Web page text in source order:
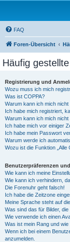
FAQ
Foren-Übersicht
Häufig
Registrierung und
Wozu muss ich mich
Was ist COPPA?
Warum kann ich mich
Ich habe mich registriert,
Warum kann ich mich nicht
Ich habe mich vor einiger
Ich habe mein Passwort
Warum werde ich
Wozu ist die Funktion „Alle
Benutzerpräferenzen
Wie kann ich meine
Wie kann ich verhindern,
Die Forenuhr geht falsch!
Ich habe die Zeitzone
Meine Sprache steht auf
Was sind das für Bilder,
Wie verwende ich einen
Was ist mein Rang und
Wenn ich bei einem
anzumelden.